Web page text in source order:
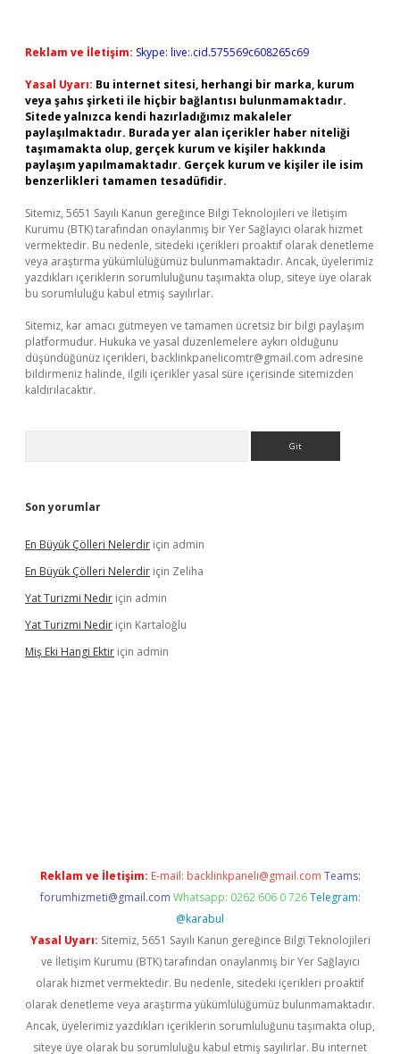
Reklam ve İletişim: Skype: live:.cid.575569c608265c69
Yasal Uyarı: Bu internet sitesi, herhangi bir marka, kurum
veya şahıs şirketi ile hiçbir bağlantısı bulunmamaktadır.
Sitede yalnızca kendi hazırladığımız makaleler
paylaşılmaktadır. Burada yer alan içerikler haber niteliği
taşımamakta olup, gerçek kurum ve kişiler hakkında
paylaşım yapılmamaktadır. Gerçek kurum ve kişiler ile isim
benzerlikleri tamamen tesadüfidir.
Sitemiz, 5651 Sayılı Kanun gereğince Bilgi Teknolojileri ve İletişim
Kurumu (BTK) tarafından onaylanmış bir Yer Sağlayıcı olarak hizmet
vermektedir. Bu nedenle, sitedeki içerikleri proaktif olarak denetleme
veya araştırma yükümlülüğümüz bulunmamaktadır. Ancak, üyelerimiz
yazdıkları içeriklerin sorumluluğunu taşımakta olup, siteye üye olarak
bu sorumluluğu kabul etmiş sayılırlar.
Sitemiz, kar amacı gütmeyen ve tamamen ücretsiz bir bilgi paylaşım
platformudur. Hukuka ve yasal düzenlemelere aykırı olduğunu
düşündüğünüz içerikleri, backlinkpanelicomtr@gmail.com adresine
bildirmeniz halinde, ilgili içerikler yasal süre içerisinde sitemizden
kaldırılacaktır.
Son yorumlar
En Büyük Çölleri Nelerdir için admin
En Büyük Çölleri Nelerdir için Zeliha
Yat Turizmi Nedir için admin
Yat Turizmi Nedir için Kartaloğlu
Miş Eki Hangi Ektir için admin
Reklam ve İletişim: E-mail: backlinkpaneli@gmail.com Teams:
forumhizmeti@gmail.com Whatsapp: 0262 606 0 726 Telegram:
@karabul
Yasal Uyarı: Sitemiz, 5651 Sayılı Kanun gereğince Bilgi Teknolojileri
ve İletişim Kurumu (BTK) tarafından onaylanmış bir Yer Sağlayıcı
olarak hizmet vermektedir. Bu nedenle, sitedeki içerikleri proaktif
olarak denetleme veya araştırma yükümlülüğümüz bulunmamaktadır.
Ancak, üyelerimiz yazdıkları içeriklerin sorumluluğunu taşımakta olup,
siteye üye olarak bu sorumluluğu kabul etmiş sayılırlar. Bu internet